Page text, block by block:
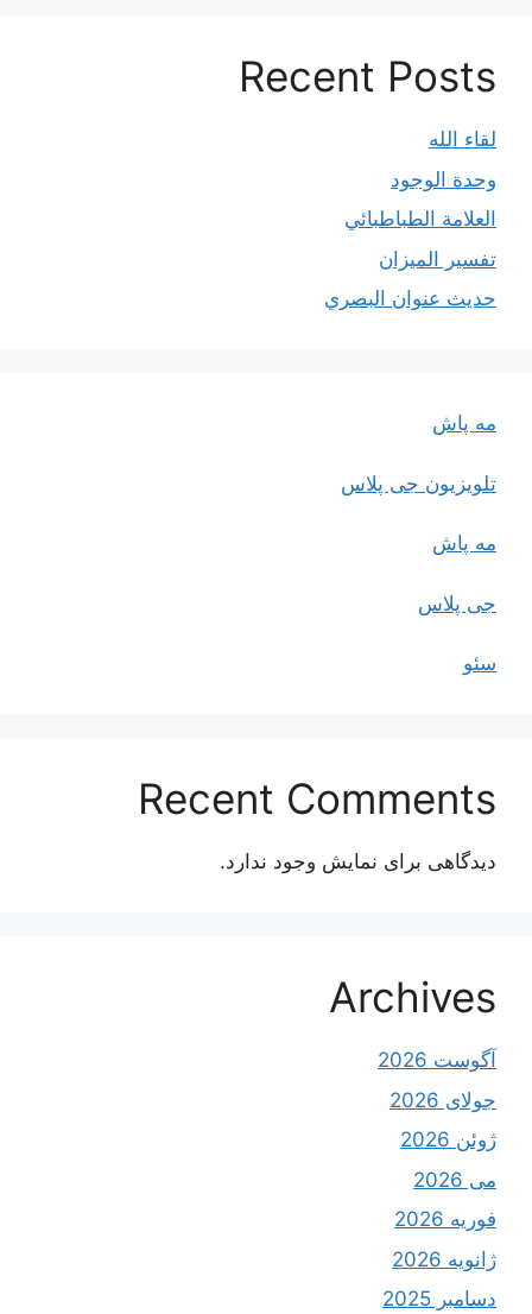
Recent Posts
لقاء الله
وحدة الوجود
العلامة الطباطبائي
تفسير الميزان
حديث عنوان البصري
مه پاش
تلویزیون جی پلاس
مه پاش
جی پلاس
سئو
Recent Comments
دیدگاهی برای نمایش وجود ندارد.
Archives
آگوست 2026
جولای 2026
ژوئن 2026
می 2026
فوریه 2026
ژانویه 2026
دسامبر 2025